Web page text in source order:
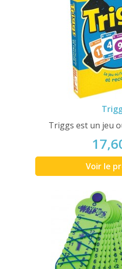
Triggs est un jeu
Voir le